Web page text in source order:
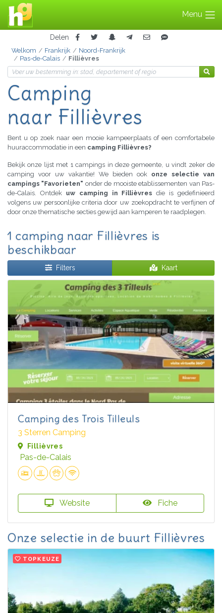
Menu
Delen
Welkom Frankrijk
Noord-Frankrijk
Pas-de-Calais
Fillièvres
Camping
naar Fillièvres
Bent u op zoek naar een mooie kampeerplaats of een comfortabele
huuraccommodatie in een camping Fillièvres?
Bekijk onze lijst met 1 campings in deze gemeente, u vindt zeker de
camping voor uw vakantie! We bieden ook onze selectie van
campings "Favorieten" onder de mooiste etablissementen van Pas-
de-Calais. Ontdek uw camping in Fillièvres die is gedefinieerd
volgens uw persoonlijke criteria door uw zoekopdracht te verfijnen of
door onze thematische secties gewijd aan kamperen te raadplegen.
1 camping naar Fillièvres is
beschikbaar
Filters Kaart
Camping des Trois Tilleuls
3 Sterren Camping
Fillièvres
Pas-de-Calais
Website Fiche
Onze selectie in de buurt Fillièvres
TOPKEUZE